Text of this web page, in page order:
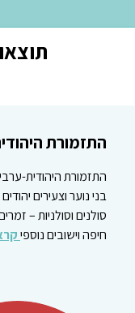
התזמורת
התזמורת היהודית-
חיפה וישובים נוספי